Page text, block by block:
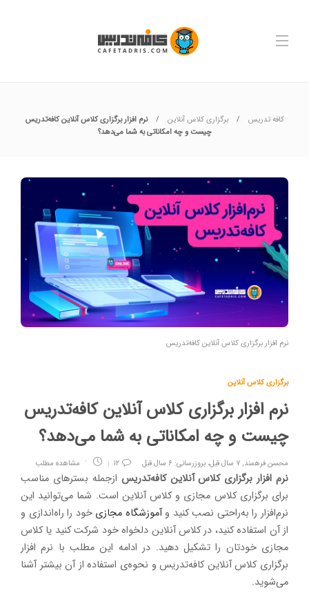
کافه تدریس برگزاری کلاس آنلاین
نرم افزار برگزاری کلاس آنلاین کافه‌تدریس
چیست و چه امکاناتی به شما می‌دهد؟
نرم افزار برگزاری کلاس آنلاین کافه‌تدریس
برگزاری کلاس آنلاین
نرم افزار برگزاری کلاس آنلاین کافه‌تدریس
چیست و چه امکاناتی به شما می‌دهد؟
محسن فرهمند,۷ سال قبل، بروزرسانی: ۶ سال قبل ۱۲ مشاهده مطلب
نرم افزار برگزاری کلاس آنلاین کافه‌تدریس ازجمله بسترهای مناسب
برای برگزاری کلاس مجازی و کلاس آنلاین است. شما می‌توانید این
نرم‌افزار را به‌راحتی نصب کنید وآموزشگاه مجازی خود را راه‌اندازی و
از آن استفاده کنید، در کلاس آنلاین دلخواه خود شرکت کنید یا کلاس
مجازی خودتان را تشکیل دهید. در ادامه این مطلب با نرم افزار
برگزاری کلاس آنلاین کافه‌تدریس و نحوه‌ی استفاده از آن بیشتر آشنا
می‌شوید.